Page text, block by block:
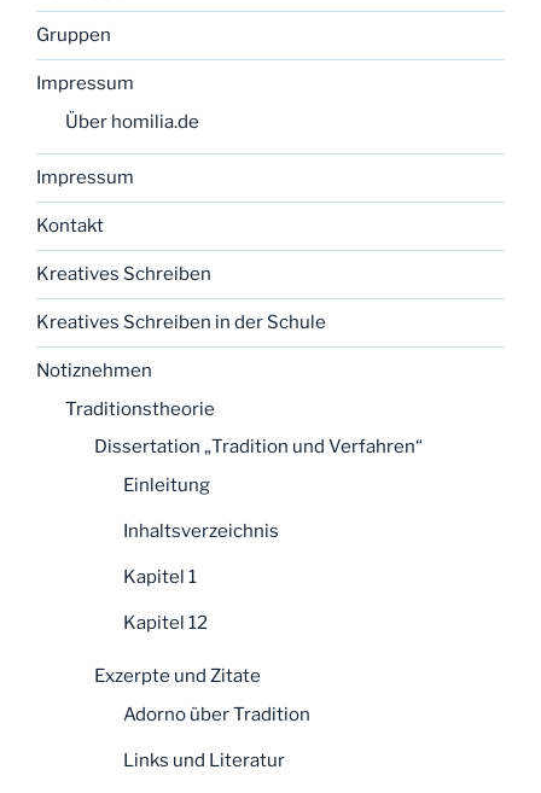
Gruppen
Impressum
Über homilia.de
Impressum
Kontakt
Kreatives Schreiben
Kreatives Schreiben in der Schule
Notiznehmen
Traditionstheorie
Dissertation „Tradition und Verfahren“
Einleitung
Inhaltsverzeichnis
Kapitel 1
Kapitel 12
Exzerpte und Zitate
Adorno über Tradition
Links und Literatur